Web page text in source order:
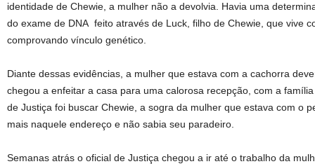
identidade de Chewie, a mulher não a devolvia. Havia uma
do exame de DNA feito através de Luck, filho de Chewie, que vive
comprovando vínculo genético.
Diante dessas evidências, a mulher que estava com a cachorra
chegou a enfeitar a casa para uma calorosa recepção, com a
de Justiça foi buscar Chewie, a sogra da mulher que estava com o
mais naquele endereço e não sabia seu paradeiro.
Semanas atrás o oficial de Justiça chegou a ir até o trabalho da